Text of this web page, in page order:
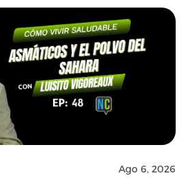
Ago 6, 2026